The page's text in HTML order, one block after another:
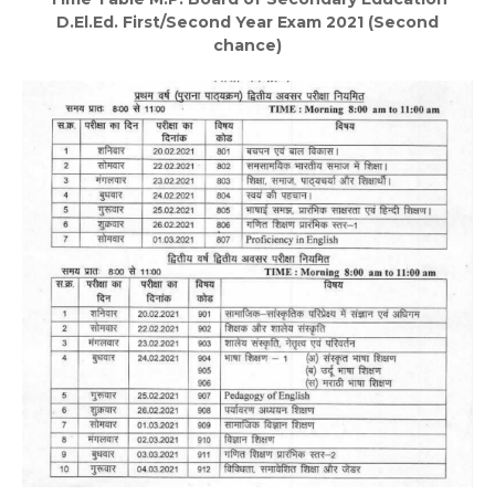
D.El.Ed. First/Second Year Exam 2021 (Second
chance)